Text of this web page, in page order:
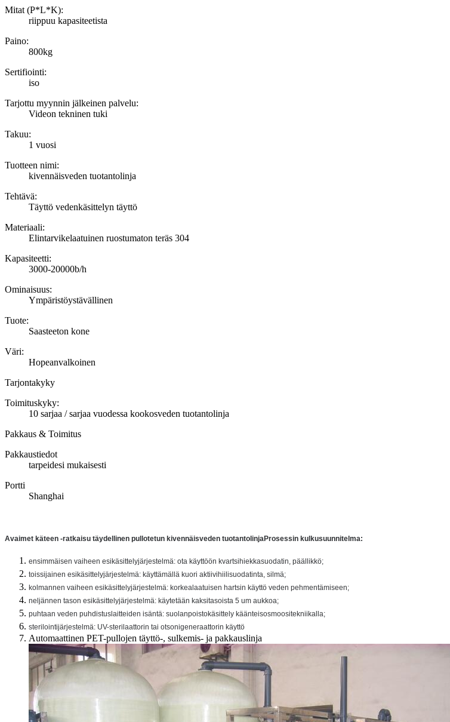
Mitat (P*L*K):
riippuu kapasiteetista
Paino:
800kg
Sertifiointi:
iso
Tarjottu myynnin jälkeinen palvelu:
Videon tekninen tuki
Takuu:
1 vuosi
Tuotteen nimi:
kivennäisveden tuotantolinja
Tehtävä:
Täyttö vedenkäsittelyn täyttö
Materiaali:
Elintarvikelaatuinen ruostumaton teräs 304
Kapasiteetti:
3000-20000b/h
Ominaisuus:
Ympäristöystävällinen
Tuote:
Saasteeton kone
Väri:
Hopeanvalkoinen
Tarjontakyky
Toimituskyky:
10 sarjaa / sarjaa vuodessa kookosveden tuotantolinja
Pakkaus & Toimitus
Pakkaustiedot
tarpeidesi mukaisesti
Portti
Shanghai
Avaimet käteen -ratkaisu täydellinen pullotetun kivennäisveden tuotantolinjaProsessin kulkusuunnitelma:
ensimmäisen vaiheen esikäsittelyjärjestelmä: ota käyttöön kvartsihiekkasuodatin, päällikkö;
toissijainen esikäsittelyjärjestelmä: käyttämällä kuori aktiivihiilisuodatinta, silmä;
kolmannen vaiheen esikäsittelyjärjestelmä: korkealaatuisen hartsin käyttö veden pehmentämiseen;
neljännen tason esikäsittelyjärjestelmä: käytetään kaksitasoista 5 um aukkoa;
puhtaan veden puhdistuslaitteiden isäntä: suolanpoistokäsittely käänteisosmoositekniikalla;
sterilointijärjestelmä: UV-sterilaattorin tai otsonigeneraattorin käyttö
Automaattinen PET-pullojen täyttö-, sulkemis- ja pakkauslinja